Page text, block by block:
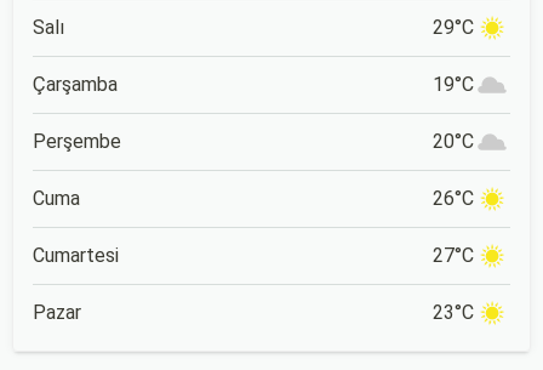
Salı 29°C
Çarşamba 19°C
Perşembe 20°C
Cuma 26°C
Cumartesi 27°C
Pazar 23°C